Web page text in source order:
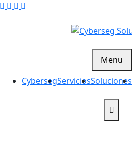
Menu
CybersegServiciosSoluciones